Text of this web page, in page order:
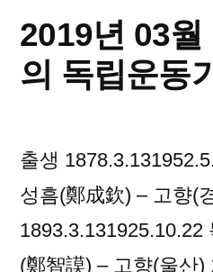
늘
의
독
동
가
2019년 03월
의 독립운동
출생
성흠(鄭成欽) – 고향(
1893.3.131925.10.22
(鄭智謨) – 고향(울산)